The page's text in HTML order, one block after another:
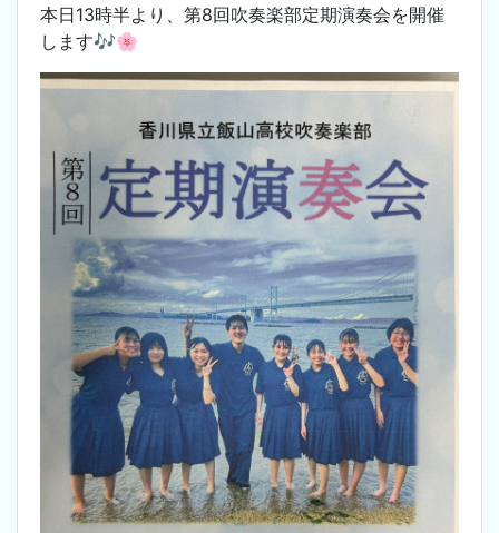
本日13時半より、第8回吹奏楽部定期演奏会を開催
します🎶🌸